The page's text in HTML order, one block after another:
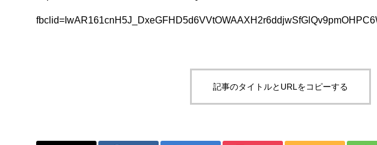
記事のタイトルとURLをコピーする